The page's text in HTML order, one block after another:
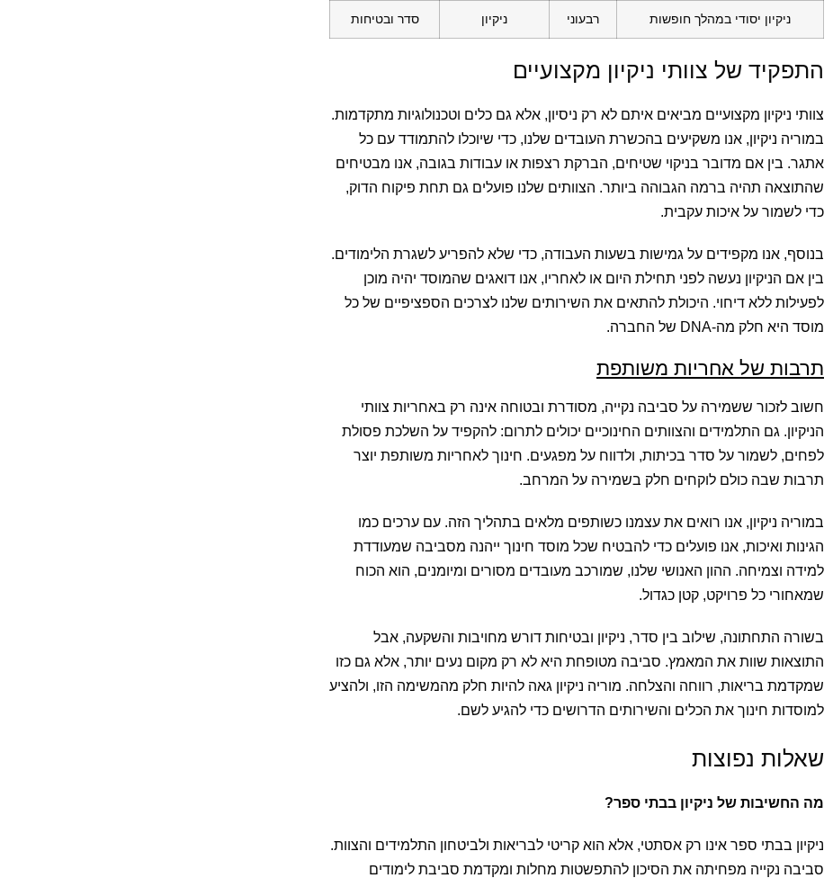
ניקיון יסודי במהלך חופשות רבעוני ניקיון סדר ובטיחות
התפקיד של צוותי ניקיון מקצועיים
צוותי ניקיון מקצועיים מביאים איתם לא רק ניסיון, אלא גם כלים וטכנולוגיות מתקדמות.
במוריה ניקיון, אנו משקיעים בהכשרת העובדים שלנו, כדי שיוכלו להתמודד עם כל
אתגר. בין אם מדובר בניקוי שטיחים, הברקת רצפות או עבודות בגובה, אנו מבטיחים
שהתוצאה תהיה ברמה הגבוהה ביותר. הצוותים שלנו פועלים גם תחת פיקוח הדוק,
כדי לשמור על איכות עקבית.
בנוסף, אנו מקפידים על גמישות בשעות העבודה, כדי שלא להפריע לשגרת הלימודים.
בין אם הניקיון נעשה לפני תחילת היום או לאחריו, אנו דואגים שהמוסד יהיה מוכן
לפעילות ללא דיחוי. היכולת להתאים את השירותים שלנו לצרכים הספציפיים של כל
מוסד היא חלק מה-DNA של החברה.
תרבות של אחריות משותפת
חשוב לזכור ששמירה על סביבה נקייה, מסודרת ובטוחה אינה רק באחריות צוותי
הניקיון. גם התלמידים והצוותים החינוכיים יכולים לתרום: להקפיד על השלכת פסולת
לפחים, לשמור על סדר בכיתות, ולדווח על מפגעים. חינוך לאחריות משותפת יוצר
תרבות שבה כולם לוקחים חלק בשמירה על המרחב.
במוריה ניקיון, אנו רואים את עצמנו כשותפים מלאים בתהליך הזה. עם ערכים כמו
הגינות ואיכות, אנו פועלים כדי להבטיח שכל מוסד חינוך ייהנה מסביבה שמעודדת
למידה וצמיחה. ההון האנושי שלנו, שמורכב מעובדים מסורים ומיומנים, הוא הכוח
שמאחורי כל פרויקט, קטן כגדול.
בשורה התחתונה, שילוב בין סדר, ניקיון ובטיחות דורש מחויבות והשקעה, אבל
התוצאות שוות את המאמץ. סביבה מטופחת היא לא רק מקום נעים יותר, אלא גם כזו
שמקדמת בריאות, רווחה והצלחה. מוריה ניקיון גאה להיות חלק מהמשימה הזו, ולהציע
למוסדות חינוך את הכלים והשירותים הדרושים כדי להגיע לשם.
שאלות נפוצות
מה החשיבות של ניקיון בבתי ספר?
ניקיון בבתי ספר אינו רק אסתטי, אלא הוא קריטי לבריאות ולביטחון התלמידים והצוות.
סביבה נקייה מפחיתה את הסיכון להתפשטות מחלות ומקדמת סביבת לימודים